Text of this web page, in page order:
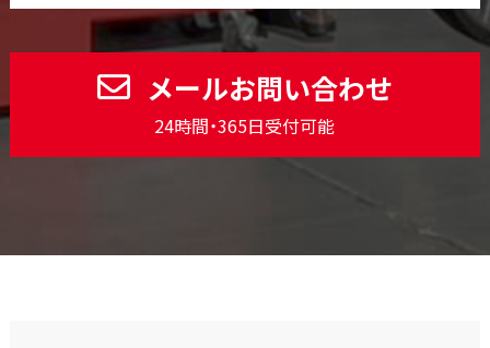
メールお問い合わせ
24時間・365日受付可能